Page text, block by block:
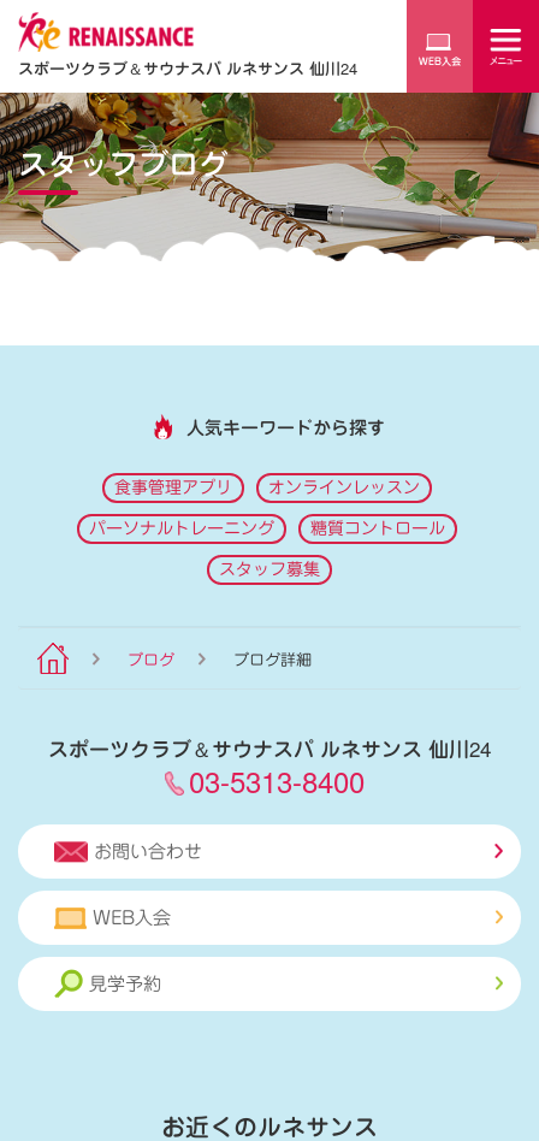
スポーツクラブ＆サウナスパ ルネサンス 仙川24
スタッフブログ
人気キーワードから探す
食事管理アプリ オンラインレッスン
パーソナルトレーニング 糖質コントロール
スタッフ募集
ブログ ブログ詳細
スポーツクラブ＆サウナスパ ルネサンス 仙川24
03-5313-8400
お問い合わせ
WEB入会
見学予約
お近くのルネサンス